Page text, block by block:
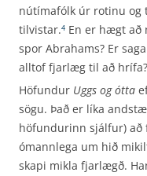
nútímafólk úr rotinu og
tilvistar.4 En er hægt að
spor Abrahams? Er
alltof fjarlæg til að hrífa?
Höfundur Uggs og ótta
sögu. Það er líka
höfundurinn sjálfur) að
ómannlega um hið
skapi mikla fjarlægð.